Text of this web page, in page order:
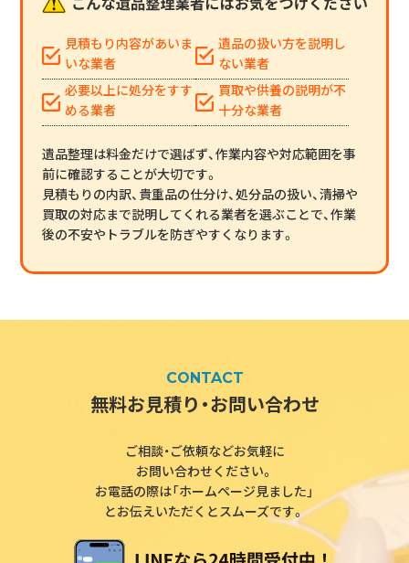
見積もり内容があいま
いな業者
遺品の扱い方を説明し
ない業者
必要以上に処分をすす
める業者
買取や供養の説明が不
十分な業者
遺品整理は料金だけで選ばず、作業内容や対応範囲を事
前に確認することが大切です。
見積もりの内訳、貴重品の仕分け、処分品の扱い、清掃や
買取の対応まで説明してくれる業者を選ぶことで、作業
後の不安やトラブルを防ぎやすくなります。
CONTACT
無料お見積り・お問い合わせ
ご相談・ご依頼などお気軽に
お問い合わせください。
お電話の際は「ホームページ見ました」
とお伝えいただくとスムーズです。